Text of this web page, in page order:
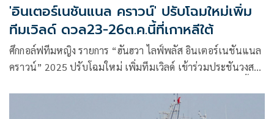
'อินเตอร์เนชันแนล คราวน์' ปรับโฉมใหม่เพิ่ม
ทีมเวิลด์ ดวล23-26ต.ค.นี้ที่เกาหลีใต้
ศึกกอล์ฟทีมหญิง รายการ “ฮันฮวา ไลฟ์พลัส อินเตอร์เนชันแนล
คราวน์” 2025 ปรับโฉมใหม่ เพิ่มทีมเวิลด์ เข้าร่วมประชันวงสวิง